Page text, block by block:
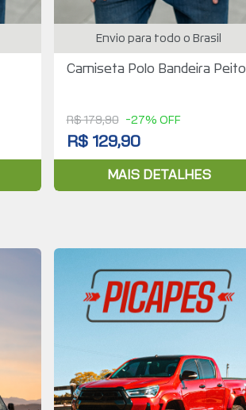
Envio para todo o Brasil
Camiseta Polo Bandeira Peito
R$ 179,90 -27% OFF
R$ 129,90
MAIS DETALHES